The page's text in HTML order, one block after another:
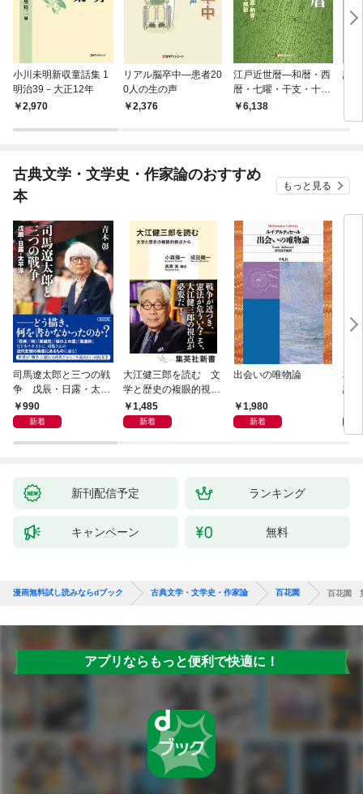
小川未明新収童話集 1
明治39－大正12年
2,970
リアル脳卒中―患者20
0人の生の声
2,376
江戸近世暦―和暦・西
暦・七曜・干支・十二
直・納音・二十八
6,138
認
ニ
古典文学・文学史・作家論のおすすめ
本
もっと見る
司馬遼太郎と三つの戦
争 戊辰・日露・太平
洋990
新着
大江健三郎を読む 文
学と歴史の複眼的視点
から1,485
新着
出会いの唯物論
1,980
新着
本
話）
新刊配信予定 ランキング
キャンペーン 無料
漫画無料試し読みならdブック 古典文学・文学史・作家論 百花園 百花園
アプリならもっと便利で快適に！